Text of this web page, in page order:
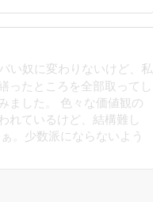
い奴に変わりないけど、私
たところを全部取ってし
ました。 色々な価値観の
れているけど、結構難し
。少数派にならないよう